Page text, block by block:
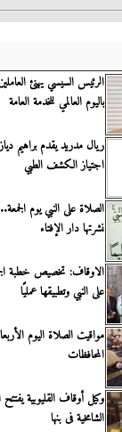
الرئيس السيسي يهنئ
باليوم العالمي للخدمة العامة
ريال مدريد يقدم براهيم
اجتياز الكشف الطبي
الصلاة على النبي يوم
نشرتها دار الإفتاء
الاوقاف: تخصيص خطبة
على النبي وتطبيقها عمليًا
المحافظات
وكيل أوقاف القليوبية
الشامخية فى بنها